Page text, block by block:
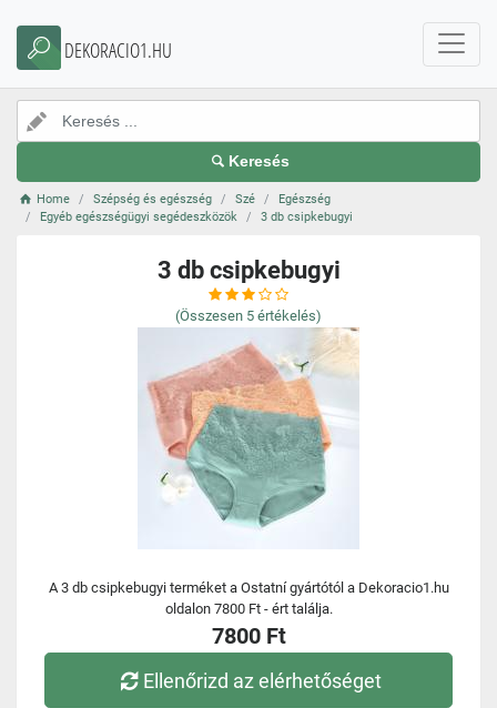
DEKORACIO1.HU
Keresés
Home Szépség és egészség Szé
Egészség
Egyéb egészségügyi segédeszközök
3 db csipkebugyi
3 db csipkebugyi
(Összesen 5 értékelés)
A 3 db csipkebugyi terméket a Ostatní gyártótól a Dekoracio1.hu
oldalon 7800 Ft - ért találja.
7800 Ft
Ellenőrizd az elérhetőséget